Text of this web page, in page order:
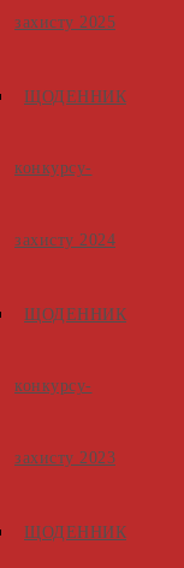
захисту 2025
ЩОДЕННИК
конкурсу-
захисту 2024
ЩОДЕННИК
конкурсу-
захисту 2023
ЩОДЕННИК